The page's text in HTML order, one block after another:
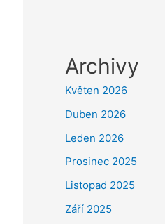
Archivy
Květen 2026
Duben 2026
Leden 2026
Prosinec 2025
Listopad 2025
Září 2025